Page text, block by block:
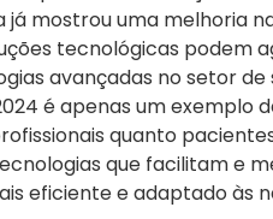
mostrou uma melhoria
tecnológicas podem
avançadas no setor
é apenas um exemplo
quanto
que facilitam e
eficiente e adaptado às